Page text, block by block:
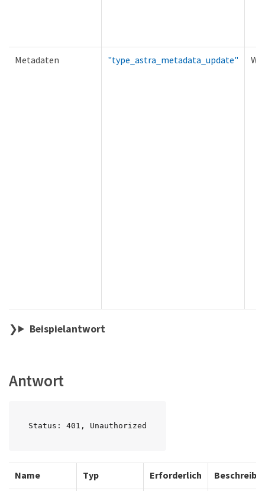
Metadaten "type_astra_metadata_update"
Beispielantwort
Antwort
Status: 401, Unauthorized
Name Typ Erforderlich